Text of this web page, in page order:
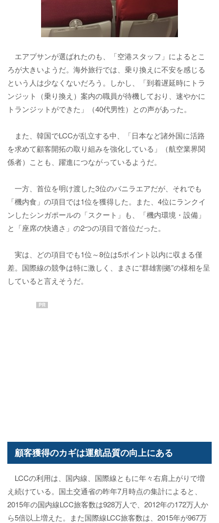
エアプサンが選ばれたのも、「空港スタッフ」によるとこ
ろが大きいようだ。海外旅行では、乗り換えに不安を感じる
という人は少なくないだろう。しかし、「到着遅延時にトラ
ンジット（乗り換え）案内の職員が待機しており、速やかに
トランジットができた」（40代男性）との声があった。
また、韓国でLCCが乱立する中、「日本など諸外国に活路
を求めて顧客開拓の取り組みを強化している」（航空業界関
係者）ことも、躍進につながっているようだ。
一方、首位を明け渡した3位のバニラエアだが、それでも
「機内食」の項目では1位を獲得した。また、4位にランクイ
ンしたシンガポールの「スクート」も、「機内環境・設備」
と「座席の快適さ」の2つの項目で首位だった。
実は、どの項目でも1位～8位は5ポイント以内に収まる僅
差。国際線の競争は特に激しく、まさに“群雄割拠”の様相を呈
していると言えそうだ。
PR
顧客獲得のカギは運航品質の向上にある
LCCの利用は、国内線、国際線ともに年々右肩上がりで増
え続けている。国土交通省の昨年7月時点の集計によると、
2015年の国内線LCC旅客数は928万人で、2012年の172万人か
ら5倍以上増えた。また国際線LCC旅客数は、2015年が967万